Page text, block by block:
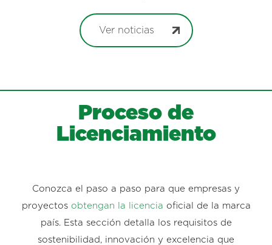
Ver noticias
Proceso de
Licenciamiento
Conozca el paso a paso para que empresas y
proyectos obtengan la licencia oficial de la marca
país. Esta sección detalla los requisitos de
sostenibilidad, innovación y excelencia que